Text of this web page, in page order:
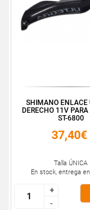
SHIMANO ENLACE
DERECHO 11V PARA
ST-6800
37,40€
Talla ÚNICA
En stock, entrega
+
-
+
-